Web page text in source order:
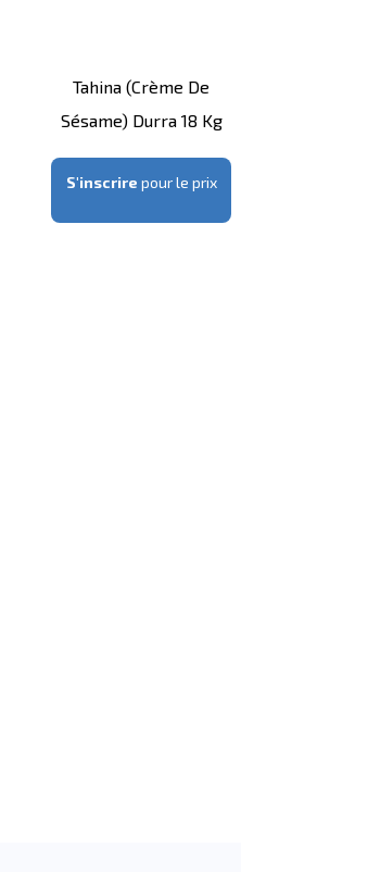
Tahina (crème De
Sésame) Durra 18 Kg
S'inscrire pour le prix